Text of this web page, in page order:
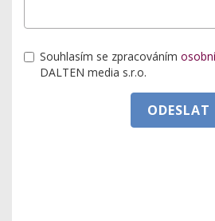
Souhlasím se zpracováním
DALTEN media s.r.o.
ODESLAT